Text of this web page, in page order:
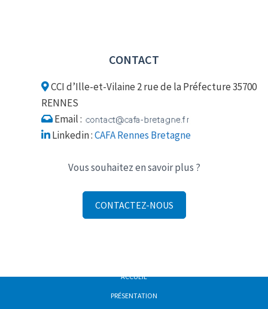
CONTACT
CCI d’Ille-et-Vilaine 2 rue de la Préfecture 35700
RENNES
Email :
Linkedin :CAFA Rennes Bretagne
Vous souhaitez en savoir plus ?
CONTACTEZ-NOUS
ACCUEIL
PRÉSENTATION